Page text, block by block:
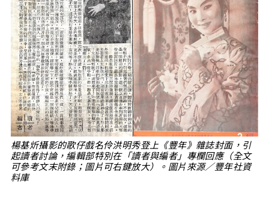
楊基炘攝影的歌仔戲名伶洪明秀登上《豐年》雜誌封面，引
起讀者討論，編輯部特別在「讀者與編者」專欄回應（全文
可參考文末附錄；圖片可右鍵放大）。圖片來源／豐年社資
料庫